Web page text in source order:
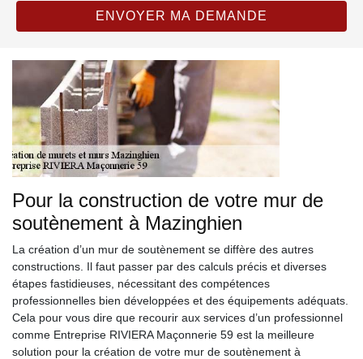
Pour la construction de votre mur de
soutènement à Mazinghien
La création d’un mur de soutènement se diffère des autres
constructions. Il faut passer par des calculs précis et diverses
étapes fastidieuses, nécessitant des compétences
professionnelles bien développées et des équipements adéquats.
Cela pour vous dire que recourir aux services d’un professionnel
comme Entreprise RIVIERA Maçonnerie 59 est la meilleure
solution pour la création de votre mur de soutènement à